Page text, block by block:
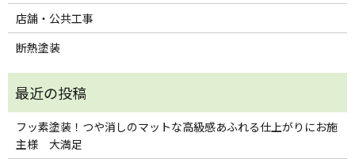
店舗・公共工事
断熱塗装
フッ素塗装！つや消しのマットな高級感あふれる仕上がりにお施
主様 大満足